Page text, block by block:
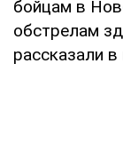
бойцам в
обстрелам
рассказали